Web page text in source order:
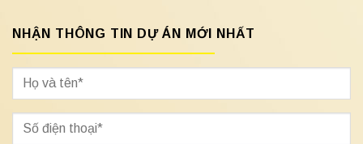
NHẬN THÔNG TIN DỰ ÁN MỚI NHẤT